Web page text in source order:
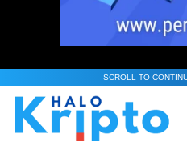
SCROLL TO